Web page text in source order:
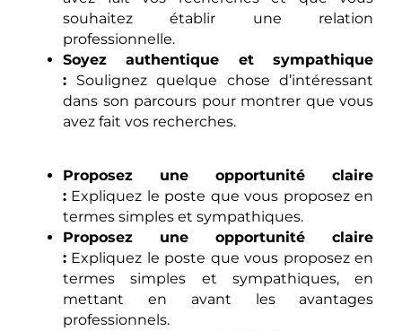
souhaitez établir une relation
professionnelle.
Soyez authentique et sympathique
: Soulignez quelque chose d’intéressant
dans son parcours pour montrer que vous
avez fait vos recherches.
Proposez une opportunité claire
: Expliquez le poste que vous proposez en
termes simples et sympathiques.
Proposez une opportunité claire
: Expliquez le poste que vous proposez en
termes simples et sympathiques, en
mettant en avant les avantages
professionnels.